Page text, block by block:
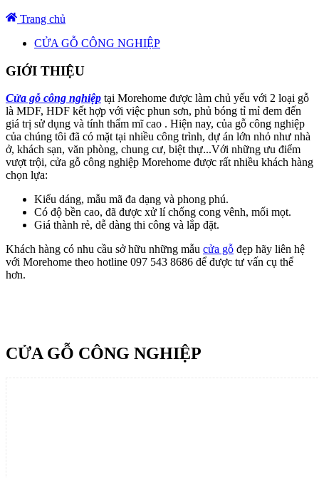
Trang chủ
CỬA GỖ CÔNG NGHIỆP
GIỚI THIỆU
Cửa gỗ công nghiệp tại Morehome được làm chủ yếu với 2 loại gỗ
là MDF, HDF kết hợp với việc phun sơn, phủ bóng tỉ mỉ đem đến
giá trị sử dụng và tính thẩm mĩ cao . Hiện nay, của gỗ công nghiệp
của chúng tôi đã có mặt tại nhiều công trình, dự án lớn nhỏ như nhà
ở, khách sạn, văn phòng, chung cư, biệt thự...Với những ưu điểm
vượt trội, cửa gỗ công nghiệp Morehome được rất nhiều khách hàng
chọn lựa:
Kiểu dáng, mẫu mã đa dạng và phong phú.
Có độ bền cao, đã được xử lí chống cong vênh, mối mọt.
Giá thành rẻ, dễ dàng thi công và lắp đặt.
Khách hàng có nhu cầu sở hữu những mẫu cửa gỗ đẹp hãy liên hệ
với Morehome theo hotline 097 543 8686 để được tư vấn cụ thể
hơn.
CỬA GỖ CÔNG NGHIỆP